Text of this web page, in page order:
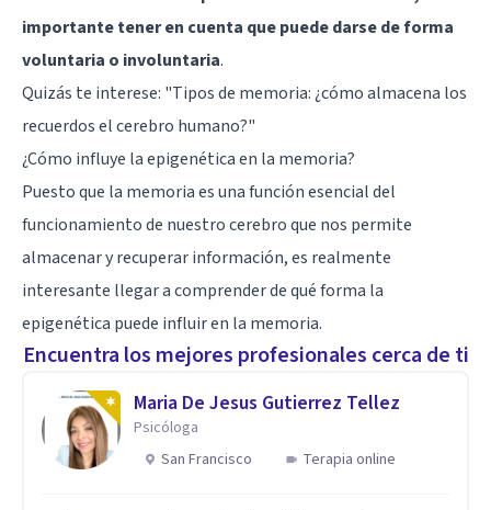
importante tener en cuenta que puede darse de forma
voluntaria o involuntaria.
Quizás te interese: "Tipos de memoria: ¿cómo almacena los
recuerdos el cerebro humano?"
¿Cómo influye la epigenética en la memoria?
Puesto que la memoria es una función esencial del
funcionamiento de nuestro cerebro que nos permite
almacenar y recuperar información, es realmente
interesante llegar a comprender de qué forma la
epigenética puede influir en la memoria.
Encuentra los mejores profesionales cerca de ti
Maria De Jesus Gutierrez Tellez
Psicóloga
San Francisco
Terapia online